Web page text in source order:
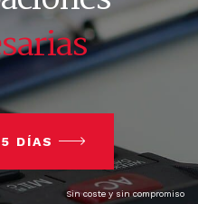
DÍAS
Sin coste y sin compromiso